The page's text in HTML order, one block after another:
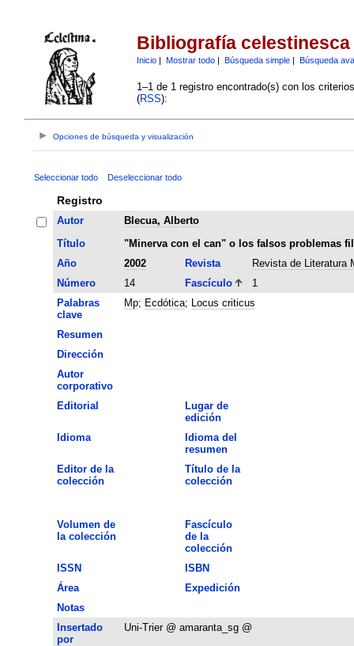
Bibliografía celestinesca
Inicio| Mostrar todo| Búsqueda simple| Búsqueda
1–1 de 1 registro encontrado(s) con los
(RSS):
Opciones de búsqueda y visualización
Seleccionar todo Deseleccionar todo
Registro
Autor
Blecua, Alberto
Título
"Minerva con el can" o los falsos problemas
Año
2002 Revista
Revista de Literatura
Número
14 Fascículo
1
Palabras
clave
Mp; Ecdótica; Locus criticus
Resumen
Dirección
Autor
corporativo
Editorial
Lugar de
edición
Idioma
Idioma del
resumen
Editor de la
colección
Título de la
colección
Volumen de
la colección
Fascículo
de la
colección
ISSN
ISBN
Área
Expedición
Notas
Insertado
por
Uni-Trier @ amaranta_sg @